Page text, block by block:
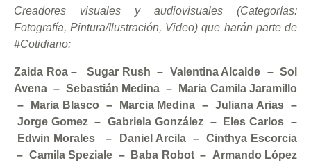
Creadores visuales y audiovisuales (Categorías:
Fotografía, Pintura/Ilustración, Video) que harán parte de
#Cotidiano:
Zaida Roa – Sugar Rush – Valentina Alcalde – Sol
Avena – Sebastián Medina – Maria Camila Jaramillo
– Maria Blasco – Marcia Medina – Juliana Arias –
Jorge Gomez – Gabriela González – Eles Carlos –
Edwin Morales – Daniel Arcila – Cinthya Escorcia
– Camila Speziale – Baba Robot – Armando López